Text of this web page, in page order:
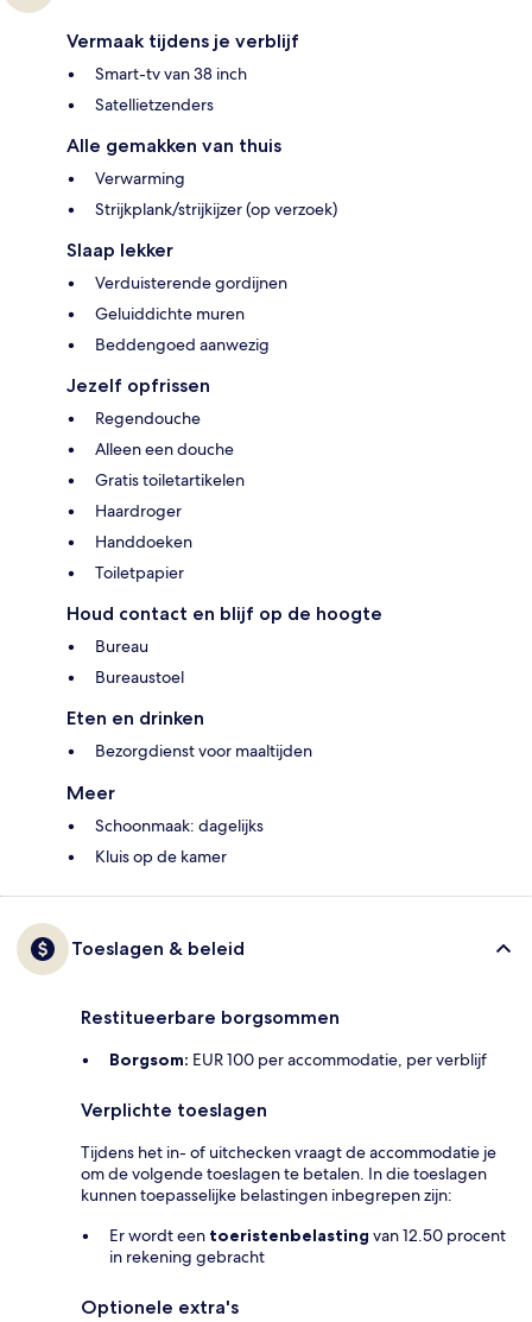
Vermaak tijdens je verblijf
Smart-tv van 38 inch
Satellietzenders
Alle gemakken van thuis
Verwarming
Strijkplank/strijkijzer (op verzoek)
Slaap lekker
Verduisterende gordijnen
Geluiddichte muren
Beddengoed aanwezig
Jezelf opfrissen
Regendouche
Alleen een douche
Gratis toiletartikelen
Haardroger
Handdoeken
Toiletpapier
Houd contact en blijf op de hoogte
Bureau
Bureaustoel
Eten en drinken
Bezorgdienst voor maaltijden
Meer
Schoonmaak: dagelijks
Kluis op de kamer
Toeslagen & beleid
Restitueerbare borgsommen
Borgsom: EUR 100 per accommodatie, per verblijf
Verplichte toeslagen
Tijdens het in- of uitchecken vraagt de accommodatie je
om de volgende toeslagen te betalen. In die toeslagen
kunnen toepasselijke belastingen inbegrepen zijn:
Er wordt een toeristenbelasting van 12.50 procent
in rekening gebracht
Optionele extra's